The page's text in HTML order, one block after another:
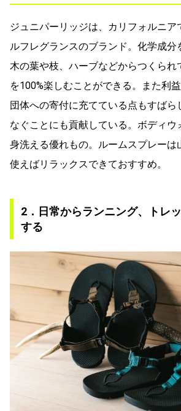
ジュニパーリッジは、カリフォルニア
ルフレグランスのブランド。化学成
木の葉や枝、ハーブなどからつくられ
を100%楽しむことができる。また利
団体への寄付に充てている点もすばら
なぐことにも貢献している。ボディウ
身洗える優れもの。ルームスプレーは
使えばリラックスできておすすめ。
2．日常からランニング、トレ
する